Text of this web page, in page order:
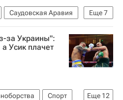
Еще7
Саудовская Аравия
Григорий Дрозд
IBF WBA
за Украины":
Усик плачет
Еще 12
Спорт